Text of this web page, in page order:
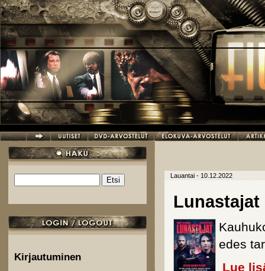
Hyppää pääsisältöön
Hakulomake
Kirjautuminen
Lauantai - 10.12.2022
Lunastajat
edes
Lue